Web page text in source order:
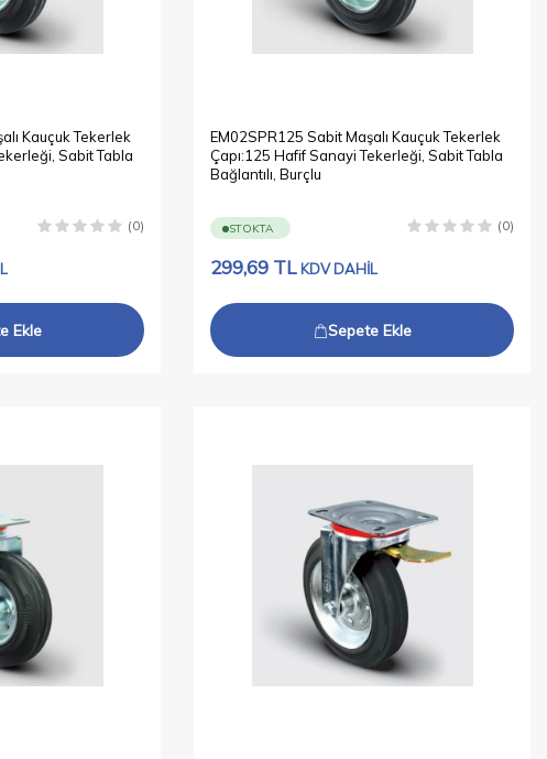
Kauçuk Tekerlek
Sabit Tabla
(0)
Ekle
EM02SPR125 Sabit Maşalı Kauçuk Tekerlek
Çapı:125 Hafif Sanayi Tekerleği, Sabit Tabla
Bağlantılı, Burçlu
STOKTA (0)
299,69 TL KDV DAHİL
Sepete Ekle